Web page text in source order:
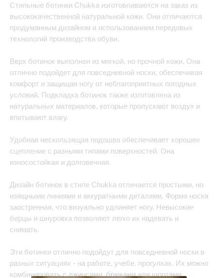
Стильные ботинки Chukka изготовливаются на заказ из
высококачественной натуральной кожи. Они отличаются
продуманным дизайном и использованием передовых
технологий производства обуви.
Верх ботинок выполнен из мягкой, но прочной кожи. Она
отлично подойдет для повседневной носки, обеспечивая
комфорт и защищая ногу от неблагоприятных погодных
условий. Подкладка ботинок также изготовлена из
натуральных материалов, которые пропускают воздух и
впитывают влагу.
Удобная нескользящая подошва обеспечивает хорошее
сцепление с разными типами поверхностей. Она
износостойкая и долговечная.
Дизайн ботинок в стиле Chukka отличается простыми, но
изящными линиями и аккуратными деталями. Форма носка
заостренная, что визуально удлиняет ногу. Невысокие
берцы и шнуровка позволяют легко их надевать и
снимать.
Эти ботинки отлично подойдут для повседневной носки в
разных ситуациях - на работе, учебе, прогулках. Их можно
комбинировать с джинсами, брюками или шортами.